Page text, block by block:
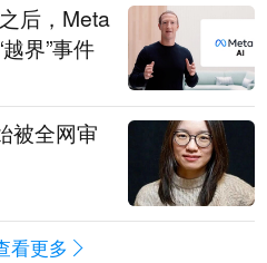
后，Meta
界”事件
被全网审
看更多